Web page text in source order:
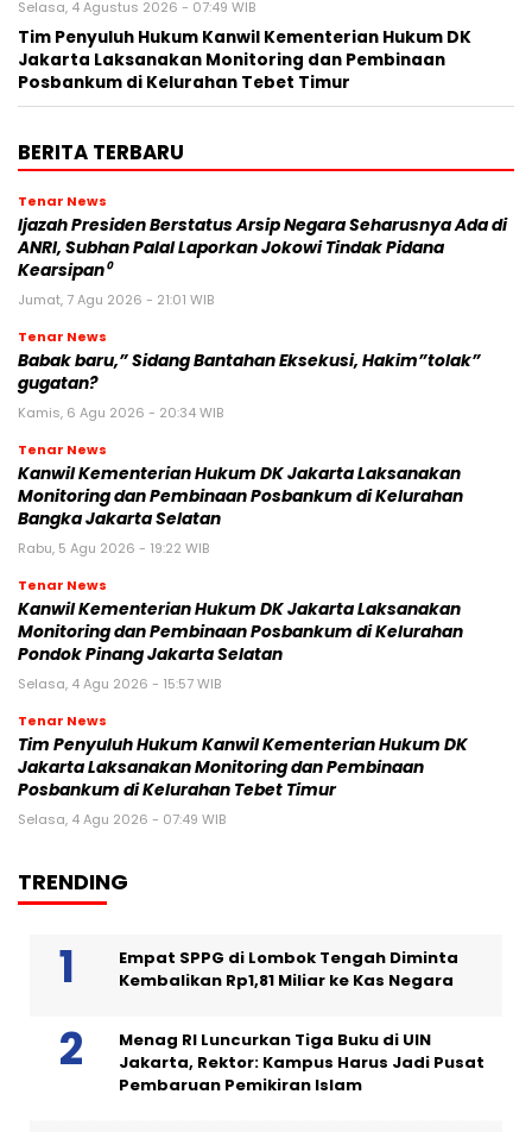
Selasa, 4 Agustus 2026 - 07:49 WIB
Tim Penyuluh Hukum Kanwil Kementerian Hukum DK
Jakarta Laksanakan Monitoring dan Pembinaan
Posbankum di Kelurahan Tebet Timur
BERITA TERBARU
Tenar News
Ijazah Presiden Berstatus Arsip Negara Seharusnya Ada di
ANRI, Subhan Palal Laporkan Jokowi Tindak Pidana
Kearsipan⁰
Jumat, 7 Agu 2026 - 21:01 WIB
Tenar News
Babak baru,” Sidang Bantahan Eksekusi, Hakim”tolak”
gugatan?
Kamis, 6 Agu 2026 - 20:34 WIB
Tenar News
Kanwil Kementerian Hukum DK Jakarta Laksanakan
Monitoring dan Pembinaan Posbankum di Kelurahan
Bangka Jakarta Selatan
Rabu, 5 Agu 2026 - 19:22 WIB
Tenar News
Kanwil Kementerian Hukum DK Jakarta Laksanakan
Monitoring dan Pembinaan Posbankum di Kelurahan
Pondok Pinang Jakarta Selatan
Selasa, 4 Agu 2026 - 15:57 WIB
Tenar News
Tim Penyuluh Hukum Kanwil Kementerian Hukum DK
Jakarta Laksanakan Monitoring dan Pembinaan
Posbankum di Kelurahan Tebet Timur
Selasa, 4 Agu 2026 - 07:49 WIB
TRENDING
Empat SPPG di Lombok Tengah Diminta
Kembalikan Rp1,81 Miliar ke Kas Negara
Menag RI Luncurkan Tiga Buku di UIN
Jakarta, Rektor: Kampus Harus Jadi Pusat
Pembaruan Pemikiran Islam